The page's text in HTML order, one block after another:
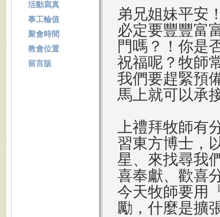
弟兄姐妹平安
必定要豐豐富
門嗎？！你是
祝福呢？牧師
我們要趕緊預
馬上就可以承
上禮拜牧師有
習東方博士，
星、來找尋我
喜奉獻、歡喜
今天牧師要用
勵，什麼是擴
活動寫真
事工輪值
聚會時間
教會位置
留言版